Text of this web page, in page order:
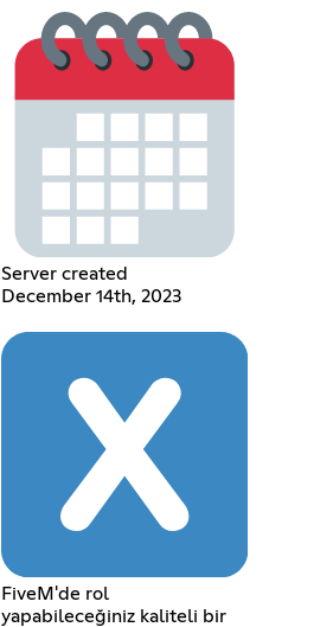
Server created
December 14th, 2023
FiveM'de rol
yapabileceğiniz kaliteli bir